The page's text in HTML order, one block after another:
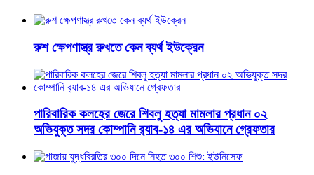
রুশ ক্ষেপণাস্ত্র রুখতে কেন ব্যর্থ ইউক্রেন
পারিবারিক কলহের জেরে শিবলু হত্যা মামলার প্রধান ০২
অভিযুক্ত সদর কোম্পানি র‌্যাব-১৪ এর অভিযানে গ্রেফতার